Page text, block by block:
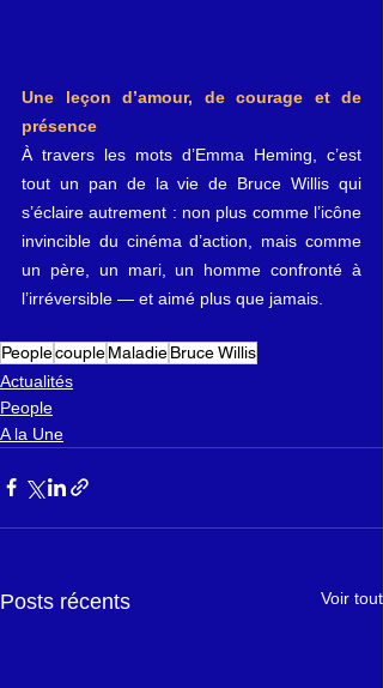
Une leçon d’amour, de courage et de
présence
À travers les mots d’Emma Heming, c’est
tout un pan de la vie de Bruce Willis qui
s’éclaire autrement : non plus comme l’icône
invincible du cinéma d’action, mais comme
un père, un mari, un homme confronté à
l’irréversible — et aimé plus que jamais.
PeoplecoupleMaladieBruce Willis
Actualités
People
A la Une
Posts récents Voir tout